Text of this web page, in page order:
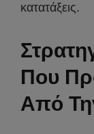
κατατάξεις.
Που
Από